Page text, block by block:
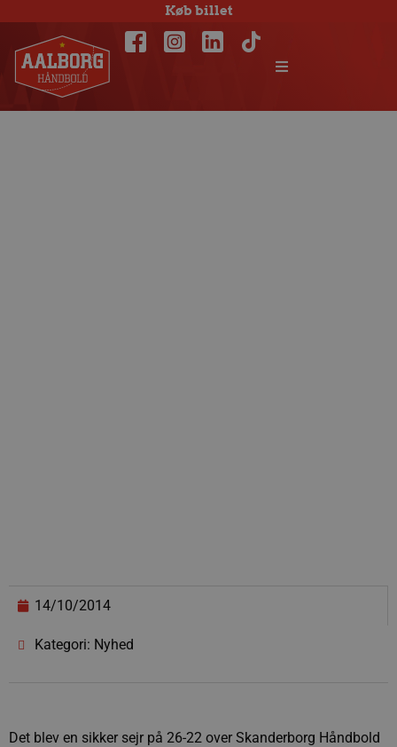
Køb billet
14/10/2014
Kategori: Nyhed
Det blev en sikker sejr på 26-22 over Skanderborg Håndbold